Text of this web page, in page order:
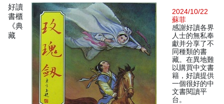
好讀
書櫃
《典
藏
2024/10/22
蘇菲
感謝好讀各界
人士的無私奉
獻并分享了不
同種類的書
藏。在異地難
以購買中文書
籍，好讀提供
一個很好的中
文書閱讀平
台。